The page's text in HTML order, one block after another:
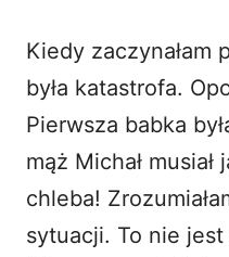
Kiedy zaczynałam
była katastrofa.
Pierwsza babka
mąż Michał
chleba!
sytuacji. To nie jest